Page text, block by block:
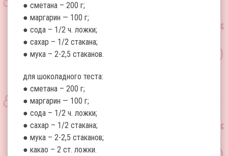
● сметана – 200 г;
● маргарин — 100 г;
● сода – 1/2 ч. ложки;
● сахар – 1/2 стакана;
● мука – 2-2,5 стаканов.
для шоколадного теста:
● сметана – 200 г;
● маргарин — 100 г;
● сода – 1/2 ч. ложки;
● сахар – 1/2 стакана;
● мука – 2-2,5 стаканов;
● какао – 2 ст. ложки.